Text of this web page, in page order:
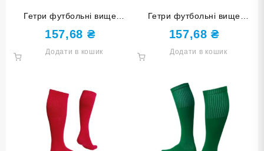
Гетри футбольні вище
коліна розмір 34-37 темно-
сині
157,68 ₴
Додати в кошик
Гетри футбольні вище
коліна розмір 34-37 червоні
157,68₴
Додати в кошик